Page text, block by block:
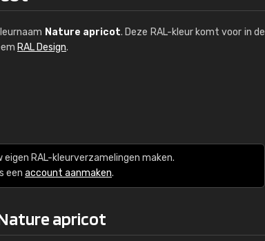
Nature apricot. Deze RAL-kleur komt voor in de
RAL Design.
RAL-kleurverzamelingen maken.
een account aanmaken.
apricot
RAL K7 op waterbasis